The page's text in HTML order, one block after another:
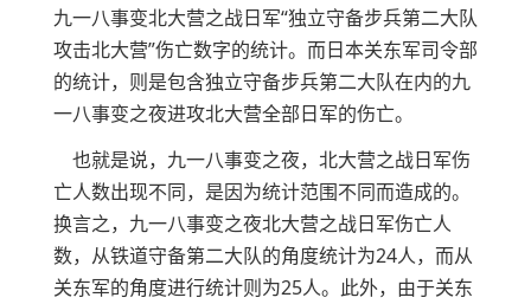
九一八事变北大营之战日军“独立守备步兵第二大队
攻击北大营”伤亡数字的统计。而日本关东军司令部
的统计，则是包含独立守备步兵第二大队在内的九
一八事变之夜进攻北大营全部日军的伤亡。
也就是说，九一八事变之夜，北大营之战日军伤
亡人数出现不同，是因为统计范围不同而造成的。
换言之，九一八事变之夜北大营之战日军伤亡人
数，从铁道守备第二大队的角度统计为24人，而从
关东军的角度进行统计则为25人。此外，由于关东